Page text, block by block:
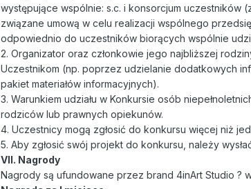
występujące wspólnie: s.c. i konsorcjum uczestników
związane umową w celu realizacji wspólnego
odpowiednio do uczestników biorących wspólnie
2. Organizator oraz członkowie jego najbliższej
Uczestnikom (np. poprzez udzielanie dodatkowych
pakiet materiałów informacyjnych).
3. Warunkiem udziału w Konkursie osób
rodziców lub prawnych opiekunów.
4. Uczestnicy mogą zgłosić do konkursu więcej niż
5. Aby zgłosić swój projekt do konkursu, należy
VII. Nagrody
Nagrody są ufundowane przez brand 4inArt Studio ?